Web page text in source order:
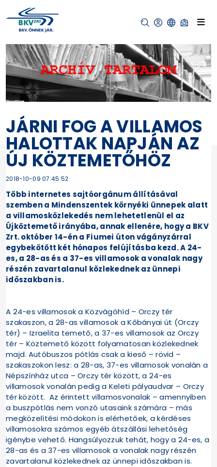
JÁRNI FOG A VILLAMOS
HALOTTAK NAPJÁN AZ
ÚJ KÖZTEMETŐHÖZ
2018-10-09 07:45:52
Több internetes sajtóorgánum állításával
szemben a Mindenszentek környéki ünnepek alatt
a villamosközlekedés nem lehetetlenül el az
Újköztemető irányába, annak ellenére, hogy a BKV
Zrt. október 14-én a Fiumei úton vágányzárral
egybekötött két hónapos felújításba kezd. A 24-
es, a 28-as és a 37-es villamosok a vonalak nagy
részén zavartalanul közlekednek az ünnepi
időszakban is.
A 24-es villamosok a Közvágóhíd – Orczy tér
szakaszon, a 28-as villamosok a Kőbányai út (Orczy
tér) – Izraelita temető, a 37-es villamosok az Orczy
tér – Köztemető között folyamatosan közlekednek
majd. Autóbuszos pótlás csak a kieső – rövid –
szakaszokon lesz: a 28-as, 37-es villamosok vonalán a
Népszínház utca – Orczy tér között, a 24-es
villamosok vonalán pedig a Keleti pályaudvar – Orczy
tér között. Az érintett villamosvonalak – amennyiben
a buszpótlás nem vonzó utasaink számára – más
megközelítési módokon is elérhetőek, a kérdéses
villamosokra számos egyéb átszállási lehetőség
igénybe vehető. Hangsúlyozzuk tehát, hogy a 24-es, a
28-as és a 37-es villamosok a vonalak nagy részén
zavartalanul közlekednek az ünnepi időszakban is.